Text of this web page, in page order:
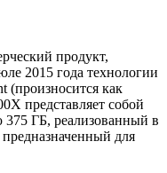
продукт,
2015 года технологии
(произносится как
представляет собой
375 ГБ, реализованный в
для